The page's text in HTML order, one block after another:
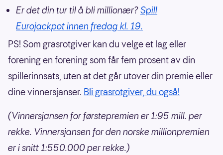
Er det din tur til å bli millionær?Spill
Eurojackpot innen fredag kl. 19.
PS! Som grasrotgiver kan du velge et lag eller
forening en forening som får fem prosent av din
spillerinnsats, uten at det går utover din premie eller
dine vinnersjanser. Bli grasrotgiver, du også!
(Vinnersjansen for førstepremien er 1:95 mill. per
rekke. Vinnersjansen for den norske millionpremien
er i snitt 1:550.000 per rekke.)